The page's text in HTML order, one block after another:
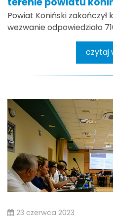
Powiat Koniński zakończył
wezwanie odpowiedziało
czytaj
23 czerwca 2023